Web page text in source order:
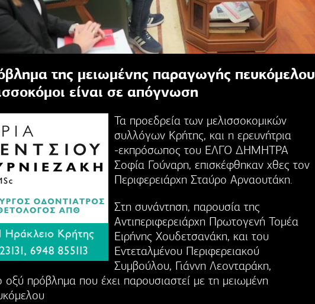
της μειωμένης παραγωγής πευκόμελου
είναι σε απόγνωση
Τα προεδρεία των μελισσοκομικών
συλλόγων Κρήτης, και η ερευνήτρια
-εκπρόσωπος του ΕΛΓΟ ΔΗΜΗΤΡΑ
Σοφία Γούναρη, επισκέφθηκαν χθες τον
Περιφερειάρχη Σταύρο Αρναουτάκη.
Στη συνάντηση, παρουσία της
Αντιπεριφερειάρχη Πρωτογενή Τομέα
Ειρήνης Χουδετσανάκη, και του
Εντεταλμένου Περιφερειακού
Συμβούλου, Γιάννη Λεονταράκη,
οξύ πρόβλημα που έχει παρουσιαστεί με τη μειωμένη